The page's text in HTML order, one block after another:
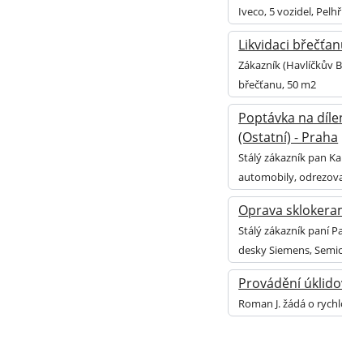
Iveco, 5 vozidel,
Likvidaci
Zákazník (Havlíčkův
břečťanu, 50 m2
Poptávka na
(Ostatní) - Praha
Stálý zákazník pan
automobily,
Oprava
Stálý zákazník paní
desky Siemens,
Provádění
Roman J. žádá o